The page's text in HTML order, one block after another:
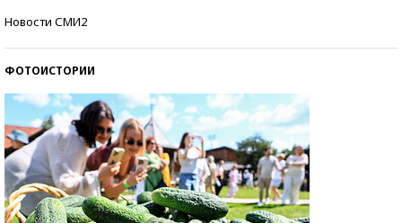
Новости СМИ2
ФОТОИСТОРИИ